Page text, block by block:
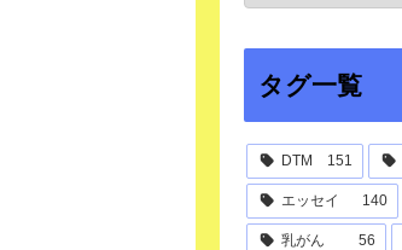
タグ一覧
DTM 151
エッセイ 140
乳がん 56